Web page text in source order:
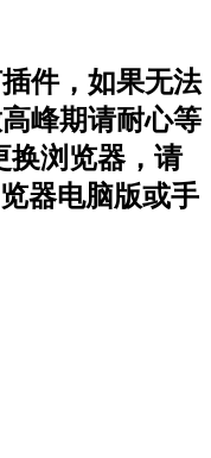
件，如果无法
峰期请耐心等
换浏览器，请
器电脑版或手